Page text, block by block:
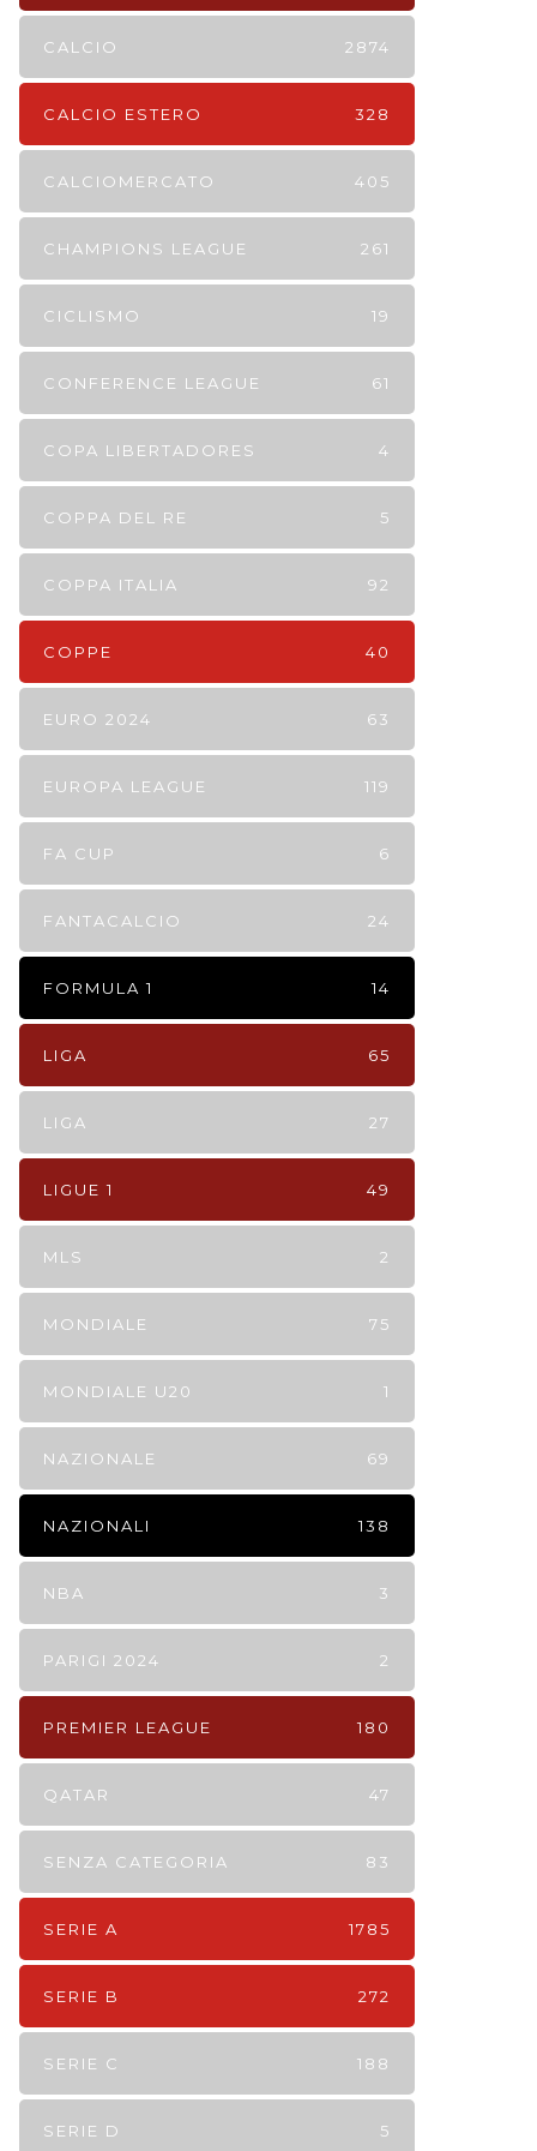
CALCIO 2874
CALCIO ESTERO 328
CALCIOMERCATO 405
CHAMPIONS LEAGUE 261
CICLISMO 19
CONFERENCE LEAGUE 61
COPA LIBERTADORES 4
COPPA DEL RE 5
COPPA ITALIA 92
COPPE 40
EURO 2024 63
EUROPA LEAGUE 119
FA CUP 6
FANTACALCIO 24
FORMULA 1 14
LIGA 65
LIGA 27
LIGUE 1 49
MLS 2
MONDIALE 75
MONDIALE U20 1
NAZIONALE 69
NAZIONALI 138
NBA 3
PARIGI 2024 2
PREMIER LEAGUE 180
QATAR 47
SENZA CATEGORIA 83
SERIE A 1785
SERIE B 272
SERIE C 188
SERIE D 5